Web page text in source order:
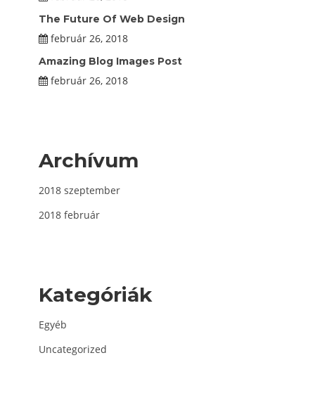
The Future Of Web Design
február 26, 2018
Amazing Blog Images Post
február 26, 2018
Archívum
2018 szeptember
2018 február
Kategóriák
Egyéb
Uncategorized